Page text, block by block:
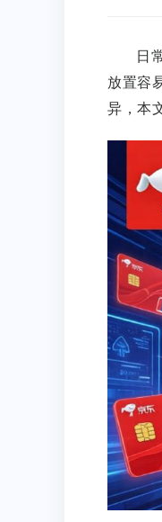
日
放置容
异，本